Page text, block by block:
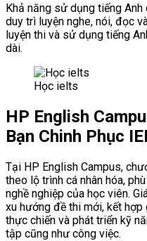
Khả năng sử dụng tiếng
duy trì luyện nghe, nói, đọc
luyện thi và sử dụng tiếng
dài.
Học ielts
HP English
Bạn Chinh Phục
Tại HP English Campus,
theo lộ trình cá nhân hóa,
nghề nghiệp của học viên.
xu hướng đề thi mới, kết hợp
thực chiến và phát triển kỹ
tập cũng như công việc.